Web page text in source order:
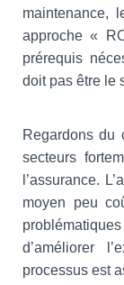
maintenance,
approche «
prérequis
doit pas être le
Regardons du
secteurs
l’assurance.
moyen peu
d’améliorer
processus est